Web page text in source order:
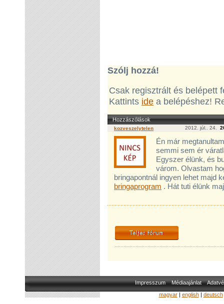
Szólj hozzá!
Csak regisztrált és belépett
Kattints ide a belépéshez!
Hozzászólások
kozveszelytelen 2012. júl.. 24.
Én már
semmi sem ér
Egyszer élünk, és
várom. Olvastam
bringapontnál ingyen lehet majd
bringaprogram . Hát tuti élünk
Impresszum Médiaajánlat
magyar| english| deutsch